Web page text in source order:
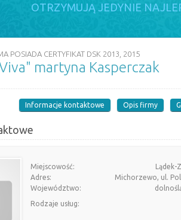
OTRZYMUJĄ JEDYNIE
POSIADA CERTYFIKAT DSK 2013, 2015
martyna Kasperczak
Informacje kontaktowe Opis firmy
Miejscowość:
Lądek-
Adres:
Michorzewo, ul.
Województwo:
Rodzaje usług: